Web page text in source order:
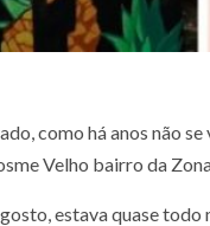
como há anos não
Velho bairro da
estava quase